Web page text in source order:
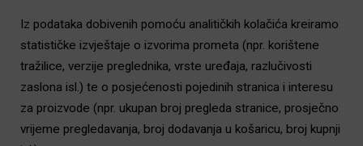
Iz podataka dobivenih pomoću analitičkih kolačića kreiramo
statističke izvještaje o izvorima prometa (npr. korištene
tražilice, verzije preglednika, vrste uređaja, razlučivosti
zaslona isl.) te o posjećenosti pojedinih stranica i interesu
za proizvode (npr. ukupan broj pregleda stranice, prosječno
vrijeme pregledavanja, broj dodavanja u košaricu, broj kupnji